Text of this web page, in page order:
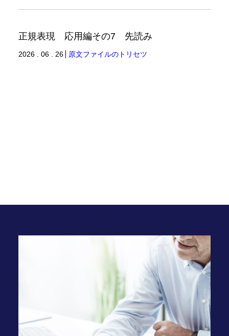
正規表現 応用編その7 先読み
2026 . 06 . 26 原文ファイルのトリセツ